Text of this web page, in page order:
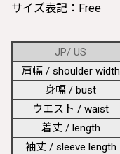
サイズ表記：Free
JP/ US
肩幅 / shoulder width
身幅 / bust
ウエスト / waist
着丈 / length
袖丈 / sleeve length